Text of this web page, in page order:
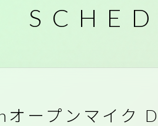
オープンマイク